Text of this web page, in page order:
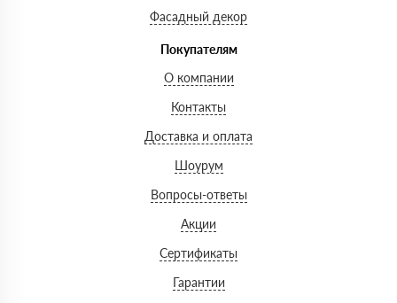
Фасадный декор
Покупателям
О компании
Контакты
Доставка и оплата
Шоурум
Вопросы-ответы
Акции
Сертификаты
Гарантии